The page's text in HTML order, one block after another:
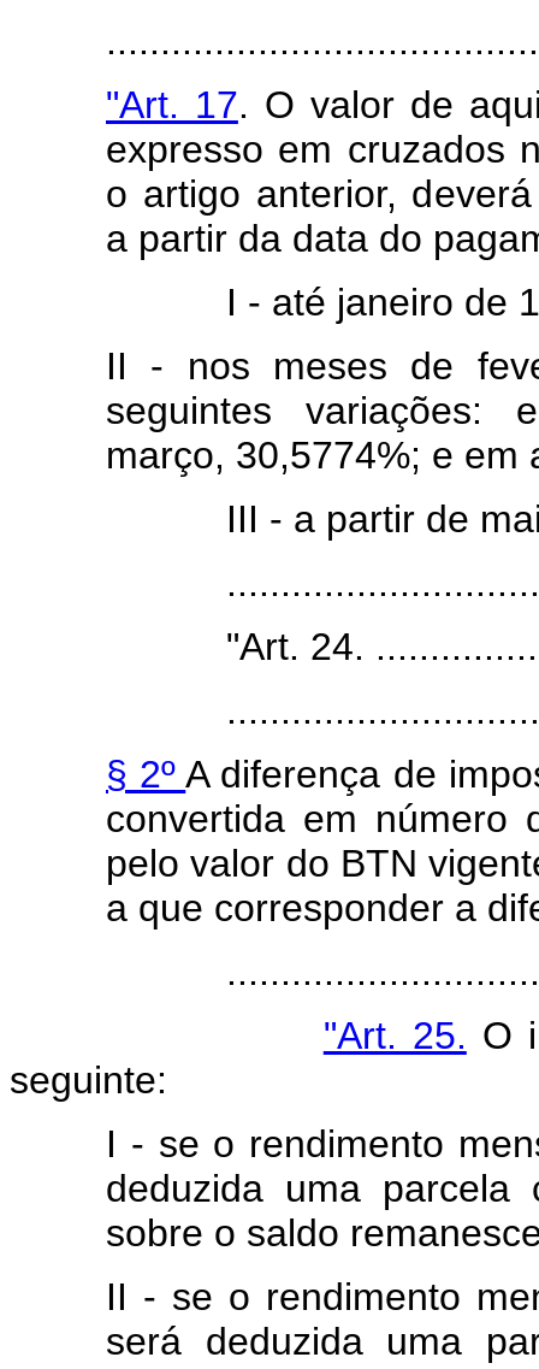
"Art. 17. O valor de
expresso em cruzados
o artigo anterior,
a partir da data do
I - até janeiro de 1989,
II - nos meses de
seguintes variações:
março, 30,5774%; e em
III - a partir de maio de
"Art. 24.
§ 2ºA diferença de
convertida em número
pelo valor do BTN
a que corresponder a
"Art. 25. O
seguinte:
I - se o rendimento
deduzida uma parcela
sobre o saldo
II - se o rendimento
será deduzida uma